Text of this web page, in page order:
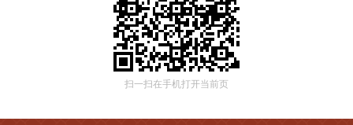
扫一扫在手机打开当前页